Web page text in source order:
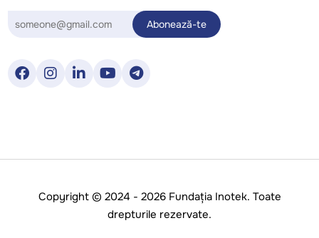
Copyright © 2024 - 2026 Fundația Inotek. Toate
drepturile rezervate.